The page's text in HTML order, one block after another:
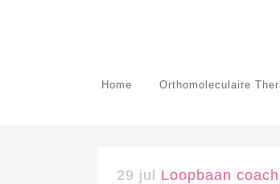
Home Orthomoleculaire
29 jul Loopbaan